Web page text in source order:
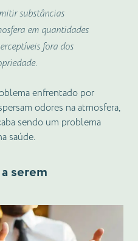
substâncias
em quantidades
fora dos
enfrentado por
odores na atmosfera,
sendo um problema
saúde.
serem